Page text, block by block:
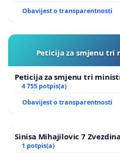
Obavijest o transparentnosti
Peticija za smjenu tri
Peticija za smjenu tri
4 755 potpis(a)
Obavijest o transparentnosti
Sinisa Mihajilovic 7
1 potpis(a)